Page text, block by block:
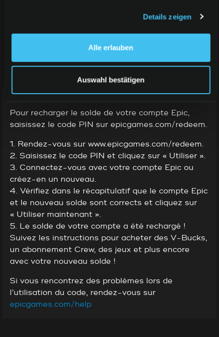
Details zeigen
Alle erlauben
Auswahl bestätigen
http://store.epicgames.com/features/epic-
INSTRUCTIONS D'UTILISATION
Étapes de rachat
Pour recharger le solde de votre compte Epic,
saisissez le code PIN sur epicgames.com/redeem.
1. Rendez-vous sur www.epicgames.com/redeem.
2. Saisissez le code PIN et cliquez sur « Utiliser ».
3. Connectez-vous avec votre compte Epic ou
créez-en un nouveau.
4. Vérifiez dans le récapitulatif que le compte Epic
et le nouveau solde sont corrects et cliquez sur
« Utiliser maintenant ».
5. Le solde de votre compte a été rechargé !
Suivez les instructions pour acheter des V-Bucks,
un abonnement Crew, des jeux et plus encore
avec votre nouveau solde !
Si vous rencontrez des problèmes lors de
l’utilisation du code, rendez-vous sur
epicgames.com/help